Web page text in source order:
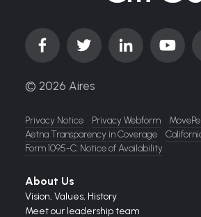
© 2026 Aires
Privacy Notice Privacy Webform
Aetna Transparency in Coverage
Form 1095-C: Notice of Availability
About Us
Vision, Values, History
Meet our leadership team